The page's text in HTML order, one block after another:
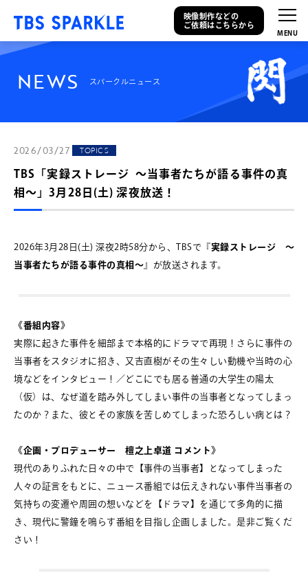
映像制作などの
ご依頼はこちらから
NEWS スパークルニュース
2026/03/27 TOPICS
TBS「実録ストレージ ～当事者たちが語る事件の真
相～」3月28日(土) 深夜放送！
2026年3月28日(土) 深夜2時58分から、TBSで『実録ストレージ ～
当事者たちが語る事件の真相～ 』が放送されます。
《番組内容》
実際に起きた事件を細部まで本格的にドラマで再現！さらに事件の
当事者をスタジオに招き、又吉直樹がその生々しい動機や当時の心
境などをインタビュー！／どこにでも居る普通の大学生の陽太
（仮）は、なぜ道を踏み外してしまい事件の当事者となってしまっ
たのか？また、彼とその家族を苦しめてしまった恐ろしい病とは？
《企画・プロデューサー 檀之上卓道 コメント》
現代のありふれた日々の中で【事件の当事者】となってしまった
人々の証言をもとに、ニュース番組では伝えきれない事件当事者の
気持ちの変遷や周囲の想いなどを【ドラマ】を通じて多角的に描
き、現代に警鐘を鳴らす番組を目指し企画しました。是非ご覧くだ
さい！